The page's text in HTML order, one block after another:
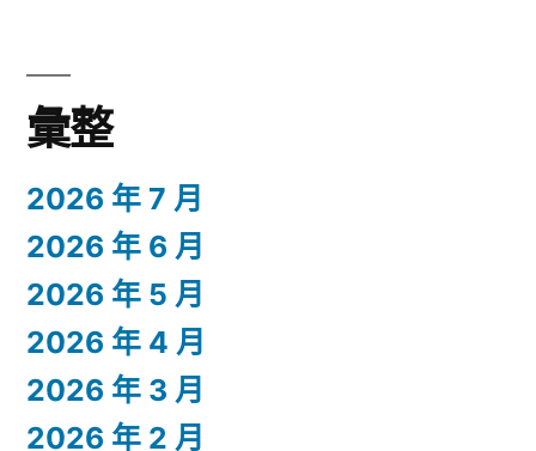
彙整
2026 年 7 月
2026 年 6 月
2026 年 5 月
2026 年 4 月
2026 年 3 月
2026 年 2 月